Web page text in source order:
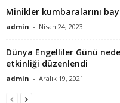
Minikler kumbaralarını
admin - Nisan 24, 2023
Dünya Engelliler Günü
etkinliği düzenlendi
admin - Aralık 19, 2021